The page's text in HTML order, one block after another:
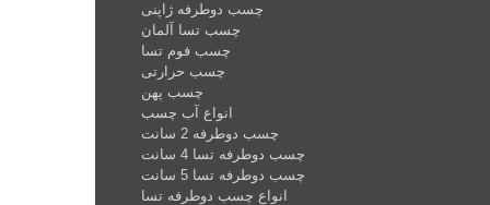
چسب دوطرفه ژاپنی
چسب تسا آلمان
چسب فوم تسا
چسب حرارتی
چسب پهن
انواع آب چسب
چسب دوطرفه 2 سانت
چسب دوطرفه تسا 4 سانت
چسب دوطرفه تسا 5 سانت
انواع چسب دوطرفه تسا